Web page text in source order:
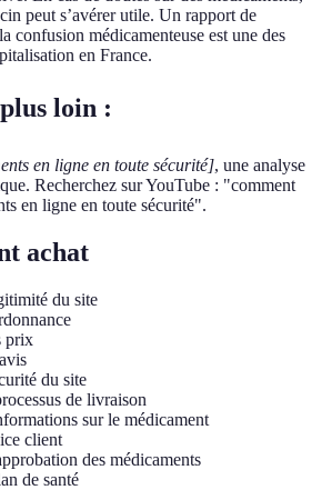
peut s’avérer utile. Un rapport de
confusion médicamenteuse est une des
en France.
loin :
en ligne en toute sécurité], une analyse
Recherchez sur YouTube : "comment
en ligne en toute sécurité".
achat
du site
prix
du site
de livraison
sur le médicament
client
des médicaments
de santé